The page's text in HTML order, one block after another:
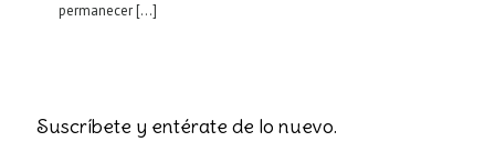
permanecer[…]
Suscríbete y entérate de lo nuevo.